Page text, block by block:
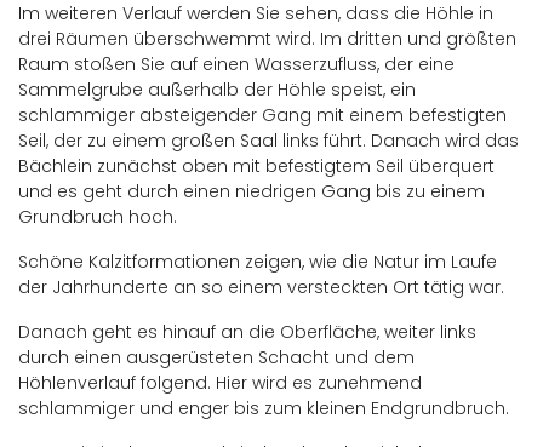
Im weiteren Verlauf werden Sie sehen, dass die Höhle in
drei Räumen überschwemmt wird. Im dritten und größten
Raum stoßen Sie auf einen Wasserzufluss, der eine
Sammelgrube außerhalb der Höhle speist, ein
schlammiger absteigender Gang mit einem befestigten
Seil, der zu einem großen Saal links führt. Danach wird das
Bächlein zunächst oben mit befestigtem Seil überquert
und es geht durch einen niedrigen Gang bis zu einem
Grundbruch hoch.
Schöne Kalzitformationen zeigen, wie die Natur im Laufe
der Jahrhunderte an so einem versteckten Ort tätig war.
Danach geht es hinauf an die Oberfläche, weiter links
durch einen ausgerüsteten Schacht und dem
Höhlenverlauf folgend. Hier wird es zunehmend
schlammiger und enger bis zum kleinen Endgrundbruch.